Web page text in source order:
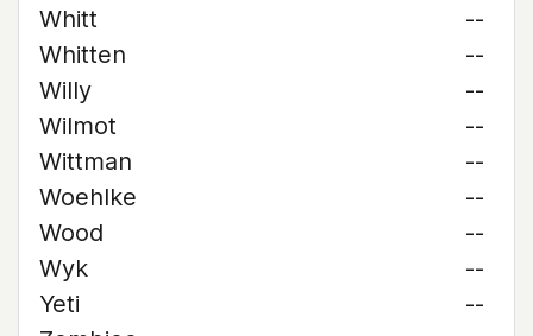
Whitt
--
Whitten
--
Willy
--
Wilmot
--
Wittman
--
Woehlke
--
Wood
--
Wyk
--
Yeti
--